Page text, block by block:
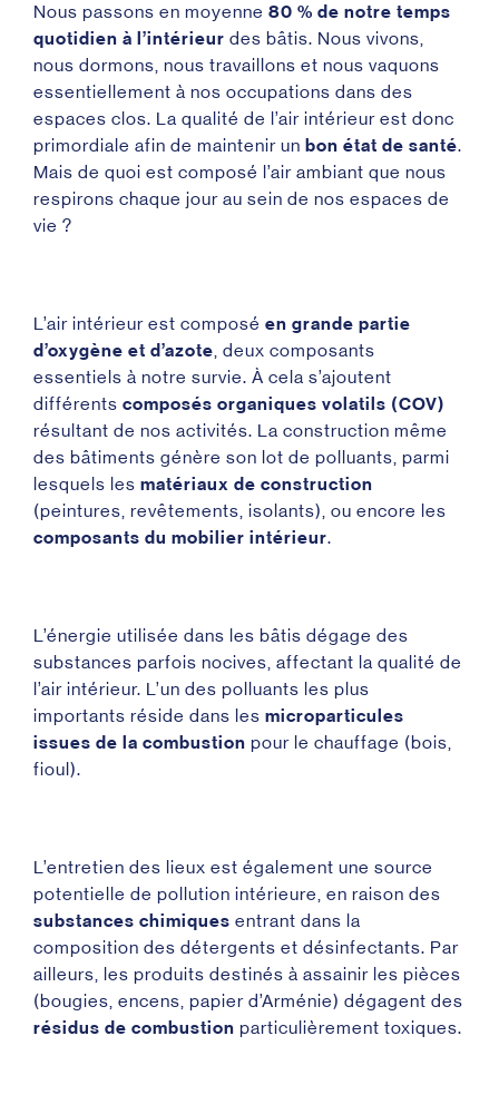
Nous passons en moyenne 80 % de notre temps
quotidien à l’intérieur des bâtis. Nous vivons,
nous dormons, nous travaillons et nous vaquons
essentiellement à nos occupations dans des
espaces clos. La qualité de l’air intérieur est donc
primordiale afin de maintenir un bon état de santé.
Mais de quoi est composé l’air ambiant que nous
respirons chaque jour au sein de nos espaces de
vie ?
L’air intérieur est composé en grande partie
d’oxygène et d’azote, deux composants
essentiels à notre survie. À cela s’ajoutent
différents composés organiques volatils (COV)
résultant de nos activités. La construction même
des bâtiments génère son lot de polluants, parmi
lesquels les matériaux de construction
(peintures, revêtements, isolants), ou encore les
composants du mobilier intérieur.
L’énergie utilisée dans les bâtis dégage des
substances parfois nocives, affectant la qualité de
l’air intérieur. L’un des polluants les plus
importants réside dans les microparticules
issues de la combustion pour le chauffage (bois,
fioul).
L’entretien des lieux est également une source
potentielle de pollution intérieure, en raison des
substances chimiques entrant dans la
composition des détergents et désinfectants. Par
ailleurs, les produits destinés à assainir les pièces
(bougies, encens, papier d’Arménie) dégagent des
résidus de combustion particulièrement toxiques.